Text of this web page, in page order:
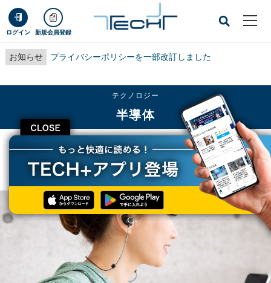
ログイン 新規会員登録
お知らせ プライバシーポリシーを一部改訂しました
CLOSE
テクノロジー
半導体
TECH+ テクノロジー
半導体
Bluetooth搭載機器の年間出荷台数 2025年には64億台へ、Bluetooth SIG予測